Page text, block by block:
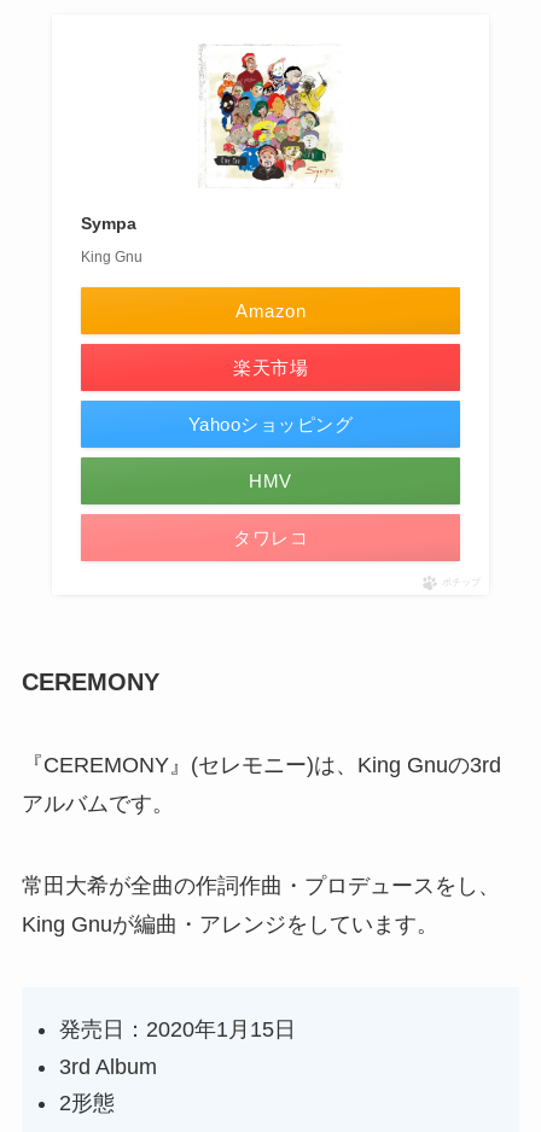
Sympa
King Gnu
Amazon
楽天市場
Yahooショッピング
HMV
タワレコ
ポチップ
CEREMONY
『CEREMONY』(セレモニー)は、King Gnuの3rd
アルバムです。
常田大希が全曲の作詞作曲・プロデュースをし、
King Gnuが編曲・アレンジをしています。
発売日：2020年1月15日
3rd Album
2形態